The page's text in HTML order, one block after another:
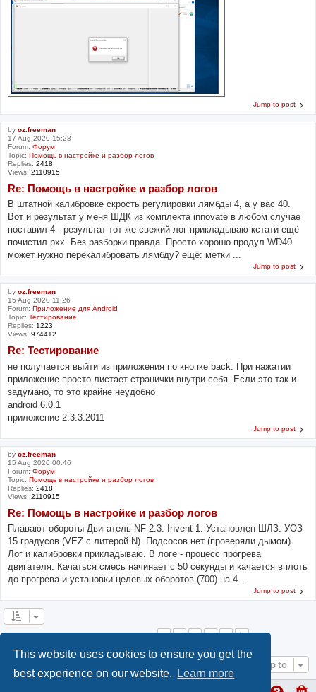
This website uses cookies to ensure you get the
best experience on our website.
Learn more
Jump to post
by oz.freeman
17 Aug 2020 15:28
Forum: Форум
Topic: Помощь в настройке и разбор логов
Replies: 2418
Views: 2110915
Re: Помощь в настройке и разбор логов
В штатной калибровке скрость регулировки лямбды 4, а у вас 40.
Вот и результат у меня ШДК из комплекта innovate в любом случае
поставил 4 - результат тот же свежий лог прикладываю кстати ещё
почистил рхх. Без разборки правда. Просто хорошо продул WD40
может нужно перекалибровать лямбду? ещё: метки ...
Jump to post
by oz.freeman
15 Aug 2020 11:26
Forum: Приложение для Android
Topic: Тестирование
Replies: 1223
Views: 974412
Re: Тестирование
не получается выйти из приложения по кнопке back. При нажатии
приложение просто листает странички внутри себя. Если это так и
задумано, то это крайне неудобно
android 6.0.1
приложение 2.3.3.2011
Jump to post
by oz.freeman
15 Aug 2020 00:46
Forum: Форум
Topic: Помощь в настройке и разбор логов
Replies: 2418
Views: 2110915
Re: Помощь в настройке и разбор логов
Плавают обороты Двигатель NF 2.3. Invent 1. Установлен ШЛЗ. УОЗ
15 градусов (VEZ с литерой N). Подсосов нет (проверяли дымом).
Лог и калибровки прикладываю. В логе - процесс прогрева
двигателя. Качаться смесь начинает с 50 секунды и качается вплоть
до прогрева и установки целевых оборотов (700) на 4...
Jump to post
1 2 3 4 5 Next
Jump to